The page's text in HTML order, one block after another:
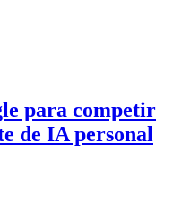
para competir
de IA personal